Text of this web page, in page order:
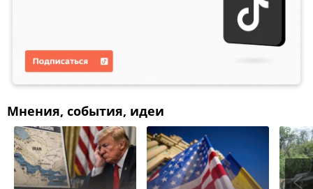
Мнения, события, идеи